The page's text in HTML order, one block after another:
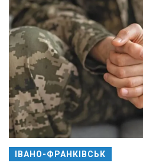
ІВАНО-ФРАНКІВСЬК